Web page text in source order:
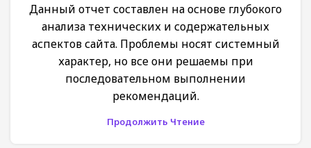
Данный отчет составлен на основе глубокого
анализа технических и содержательных
аспектов сайта. Проблемы носят системный
характер, но все они решаемы при
последовательном выполнении
рекомендаций.
Продолжить Чтение